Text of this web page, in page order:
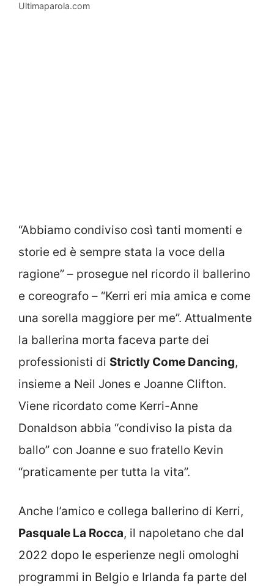
Ultimaparola.com
“Abbiamo condiviso così tanti momenti e
storie ed è sempre stata la voce della
ragione” – prosegue nel ricordo il ballerino
e coreografo – “Kerri eri mia amica e come
una sorella maggiore per me”. Attualmente
la ballerina morta faceva parte dei
professionisti di Strictly Come Dancing,
insieme a Neil Jones e Joanne Clifton.
Viene ricordato come Kerri-Anne
Donaldson abbia “condiviso la pista da
ballo” con Joanne e suo fratello Kevin
“praticamente per tutta la vita”.
Anche l’amico e collega ballerino di Kerri,
Pasquale La Rocca, il napoletano che dal
2022 dopo le esperienze negli omologhi
programmi in Belgio e Irlanda fa parte del